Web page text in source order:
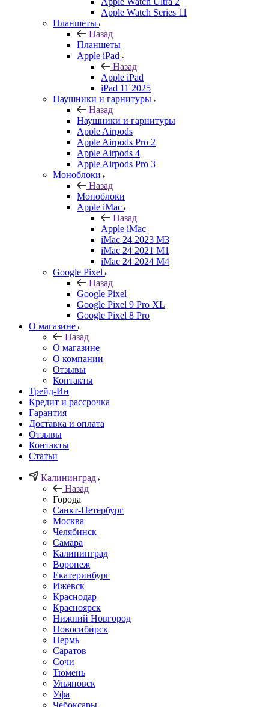
Apple Watch Series 11
Планшеты
Назад
Планшеты
Apple iPad
Назад
Apple iPad
iPad 11 2025
Наушники и гарнитуры
Назад
Наушники и гарнитуры
Apple Airpods
Apple Airpods Pro 2
Apple Airpods 4
Apple Airpods Pro 3
Моноблоки
Назад
Моноблоки
Apple iMac
Назад
Apple iMac
iMac 24 2023 M3
iMac 24 2021 M1
iMac 24 2024 M4
Google Pixel
Назад
Google Pixel
Google Pixel 9 Pro XL
Google Pixel 8 Pro
О магазине
Назад
О магазине
О компании
Отзывы
Контакты
Трейд-Ин
Кредит и рассрочка
Гарантия
Доставка и оплата
Отзывы
Контакты
Статьи
Калининград
Назад
Города
Санкт-Петербург
Москва
Челябинск
Самара
Калининград
Воронеж
Екатеринбург
Ижевск
Краснодар
Красноярск
Нижний Новгород
Новосибирск
Пермь
Саратов
Сочи
Тюмень
Ульяновск
Уфа
Чебоксары